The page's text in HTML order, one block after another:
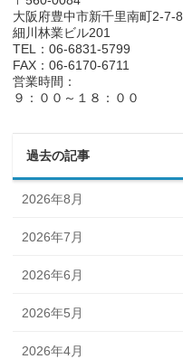
大阪府豊中市新千里南町2-7-8
細川林業ビル201
TEL：06-6831-5799
FAX：06-6170-6711
営業時間：
９：００～１８：００
過去の記事
2026年8月
2026年7月
2026年6月
2026年5月
2026年4月